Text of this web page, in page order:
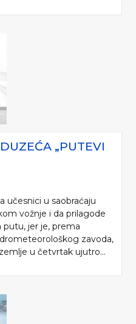
„PUTEVI
učesnici u saobraćaju
vožnje i da prilagode
putu, jer je, prema
zavoda,
u četvrtak ujutro...